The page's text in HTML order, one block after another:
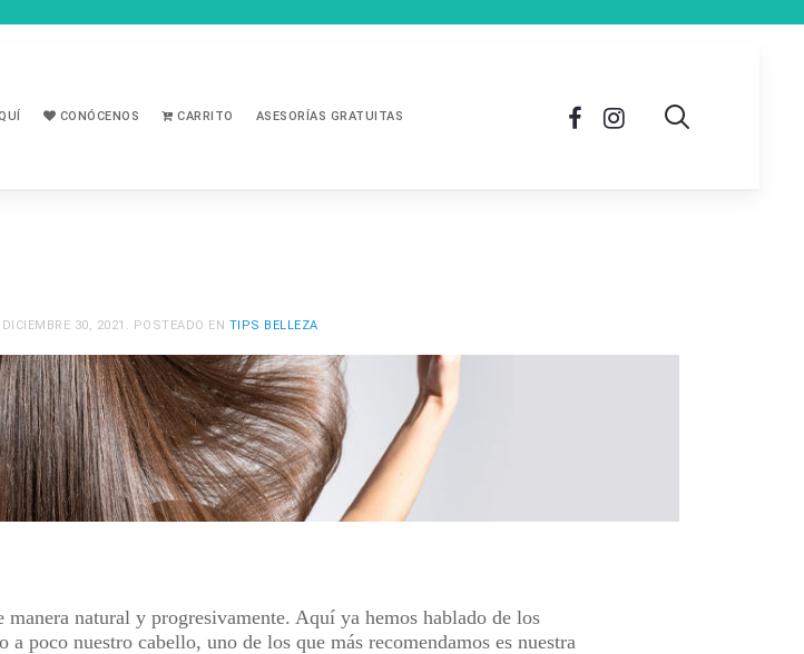
CONÓCENOS CARRITO ASESORÍAS GRATUITAS
DICIEMBRE 30, 2021 . POSTEADO EN TIPS BELLEZA
natural y progresivamente. Aquí ya hemos hablado de los
poco nuestro cabello, uno de los que más recomendamos es nuestra